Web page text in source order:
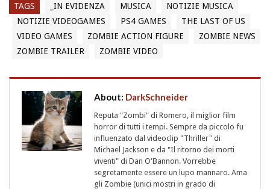
TAGS _IN EVIDENZA MUSICA
NOTIZIE MUSICA
NOTIZIE VIDEOGAMES
PS4 GAMES
THE LAST OF US
VIDEO GAMES
ZOMBIE ACTION FIGURE
ZOMBIE NEWS
ZOMBIE TRAILER
ZOMBIE VIDEO
About: DarkSchneider
Reputa "Zombi" di Romero, il miglior film
horror di tutti i tempi. Sempre da piccolo fu
influenzato dal videoclip "Thriller" di
Michael Jackson e da "Il ritorno dei morti
viventi" di Dan O'Bannon. Vorrebbe
segretamente essere un lupo mannaro. Ama
gli Zombie (unici mostri in grado di